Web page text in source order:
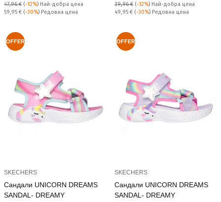
47,96 € (-12%) Най-добра цена
Редовна цена:
59,95 € (-30%) Редовна цена
39,96 € (-12%) Най-добра цена
Редовна цена:
49,95 € (-30%) Редовна цена
OFFER
SKECHERS
Сандали UNICORN DREAMS
SANDAL- DREAMY
OFFER
SKECHERS
Сандали UNICORN DREAMS
SANDAL- DREAMY